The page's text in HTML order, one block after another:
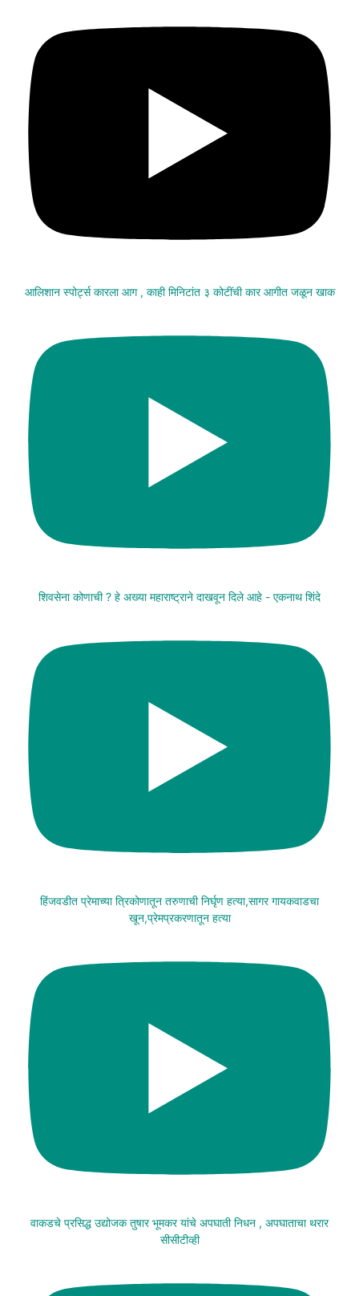
आलिशान स्पोर्ट्स कारला आग , काही मिनिटांत ३ कोटींची कार आगीत जळून खाक
शिवसेना कोणाची ? हे अख्या महाराष्ट्राने दाखवून दिले आहे - एकनाथ शिंदे
हिंजवडीत प्रेमाच्या त्रिकोणातून तरुणाची निर्घृण हत्या,सागर गायकवाडचा
खून,प्रेमप्रकरणातून हत्या
वाकडचे प्रसिद्ध उद्योजक तुषार भूमकर यांचे अपघाती निधन , अपघाताचा थरार
सीसीटीव्ही